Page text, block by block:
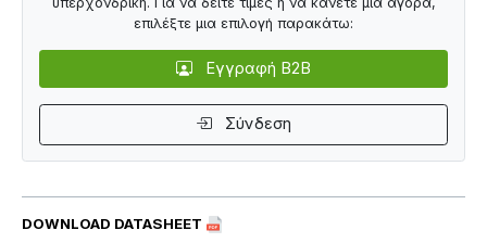
DOWNLOAD DATASHEET
επιλέξτε μια επιλογή παρακάτω:
Εγγραφή B2B
Σύνδεση